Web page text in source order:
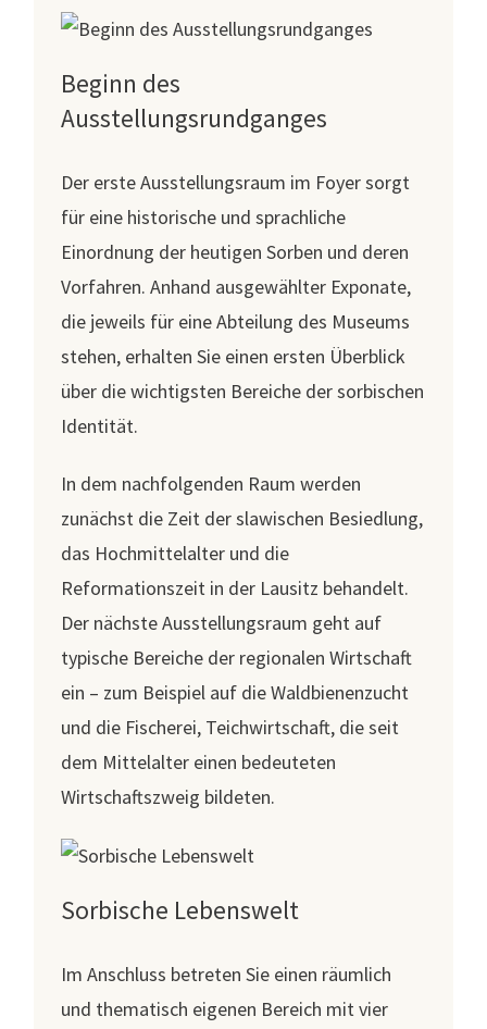
Beginn des
Ausstellungsrundganges
Der erste Ausstellungsraum im Foyer sorgt
für eine historische und sprachliche
Einordnung der heutigen Sorben und deren
Vorfahren. Anhand ausgewählter Exponate,
die jeweils für eine Abteilung des Museums
stehen, erhalten Sie einen ersten Überblick
über die wichtigsten Bereiche der sorbischen
Identität.
In dem nachfolgenden Raum werden
zunächst die Zeit der slawischen Besiedlung,
das Hochmittelalter und die
Reformationszeit in der Lausitz behandelt.
Der nächste Ausstellungsraum geht auf
typische Bereiche der regionalen Wirtschaft
ein – zum Beispiel auf die Waldbienenzucht
und die Fischerei, Teichwirtschaft, die seit
dem Mittelalter einen bedeuteten
Wirtschaftszweig bildeten.
Sorbische Lebenswelt
Im Anschluss betreten Sie einen räumlich
und thematisch eigenen Bereich mit vier